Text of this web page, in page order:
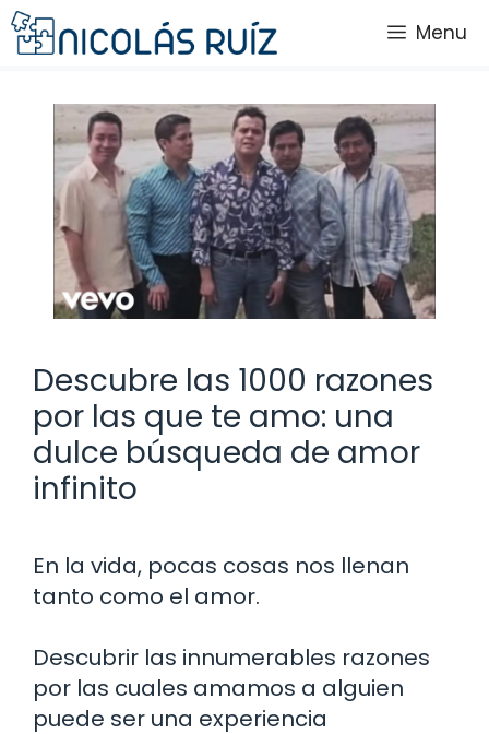
Saltar
al
Menu
Descubre las 1000 razones
por las que te amo: una
dulce búsqueda de amor
infinito
En la vida, pocas cosas nos llenan
tanto como el amor.
Descubrir las innumerables razones
por las cuales amamos a alguien
puede ser una experiencia